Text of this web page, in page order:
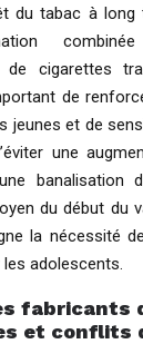
du tabac à
cigarettes
de
jeunes et de
une
banalisation
du début du
la nécessité
adolescents.
fabricants
et conflits